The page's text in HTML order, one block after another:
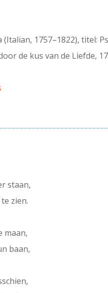
1757–1822), titel:
de kus van de Liefde,
staan,
zien.
maan,
baan,